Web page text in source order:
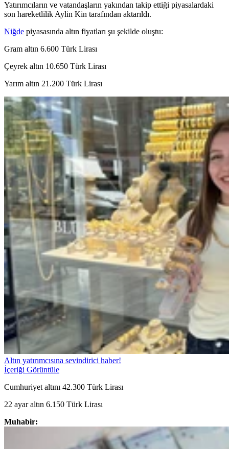
Yatırımcıların ve vatandaşların yakından takip ettiği piyasalardaki
son hareketlilik Aylin Kin tarafından aktarıldı.
Niğde piyasasında altın fiyatları şu şekilde oluştu:
Gram altın 6.600 Türk Lirası
Çeyrek altın 10.650 Türk Lirası
Yarım altın 21.200 Türk Lirası
Altın yatırımcısına sevindirici haber!
İçeriği Görüntüle
Cumhuriyet altını 42.300 Türk Lirası
22 ayar altın 6.150 Türk Lirası
Muhabir: